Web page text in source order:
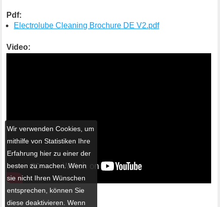
Pdf:
Electrolube Cleaning Brochure DE V2.pdf
Video:
Wir verwenden Cookies, um
mithilfe von Statistiken Ihre
Erfahrung hier zu einer der
besten zu machen. Wenn
sie nicht Ihren Wünschen
entsprechen, können Sie
diese deaktivieren. Wenn